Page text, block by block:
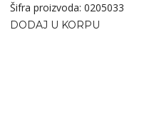
Šifra proizvoda: 0205033
DODAJ U KORPU